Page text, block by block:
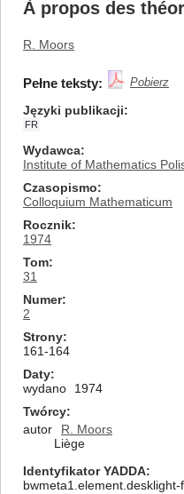
À propos des
R. Moors
Pełne teksty: Pobierz
Języki publikacji
FR
Wydawca
Institute of Mathematics
Czasopismo
Colloquium Mathematicum
Rocznik
1974
Tom
31
Numer
2
Strony
161-164
Daty
wydano
1974
Twórcy
autor
R. Moors
Liège
Identyfikator YADDA